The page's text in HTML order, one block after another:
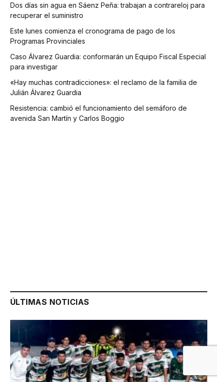
Dos días sin agua en Sáenz Peña: trabajan a contrareloj para
recuperar el suministro
Este lunes comienza el cronograma de pago de los
Programas Provinciales
Caso Álvarez Guardia: conformarán un Equipo Fiscal Especial
para investigar
«Hay muchas contradicciones»: el reclamo de la familia de
Julián Álvarez Guardia
Resistencia: cambió el funcionamiento del semáforo de
avenida San Martín y Carlos Boggio
ÚLTIMAS NOTICIAS